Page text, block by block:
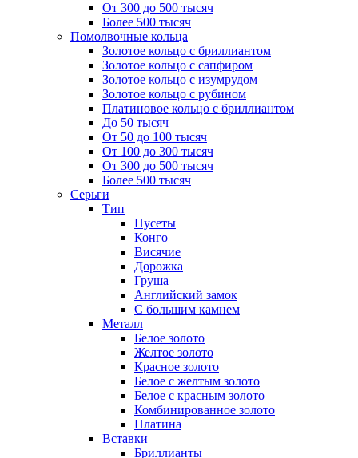
От 300 до 500 тысяч
Более 500 тысяч
Помолвочные кольца
Золотое кольцо с бриллиантом
Золотое кольцо с сапфиром
Золотое кольцо с изумрудом
Золотое кольцо с рубином
Платиновое кольцо с бриллиантом
До 50 тысяч
От 50 до 100 тысяч
От 100 до 300 тысяч
От 300 до 500 тысяч
Более 500 тысяч
Серьги
Тип
Пусеты
Конго
Висячие
Дорожка
Груша
Английский замок
С большим камнем
Металл
Белое золото
Желтое золото
Красное золото
Белое с желтым золото
Белое с красным золото
Комбинированное золото
Платина
Вставки
Бриллианты